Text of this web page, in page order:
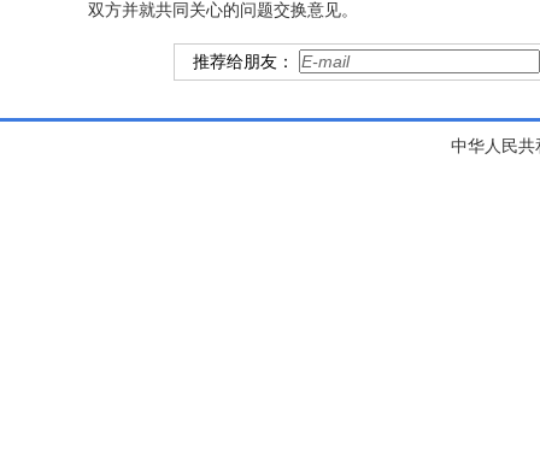
双方并就共同关心的问题交换意见。
推荐给朋友：
中华人民共